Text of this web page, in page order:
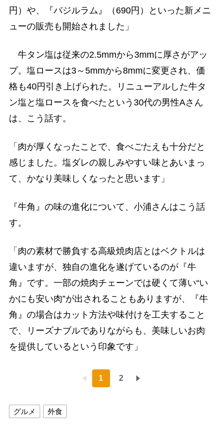
円）や、『バジルラム』（690円）といった新メニ
ューの販売も開始されました」
牛タン塩は従来の2.5mmから3mmに厚さがアッ
プ。塩ロースは3～5mmから8mmに変更され、価
格も40円引き上げられた。リニューアルした牛タ
ン塩と塩ロースを食べたという30代の男性Aさん
は、こう話す。
「肉が厚くなったことで、食べごたえも十分だと
感じました。塩ダレの親しみやすい味とあいまっ
て、かなり美味しくなったと思います」
『牛角』の味の進化について、小浦さんはこう話
す。
「肉の素材で勝負する高級焼肉店とはベクトルは
違いますが、独自の進化を遂げているのが『牛
角』です。一部の焼肉チェーンでは硬くて薄い“い
かにも安い肉”が出されることもありますが、『牛
角』の場合はカット方法や味付けを工夫すること
で、リーズナブルでありながらも、美味しいお肉
を提供しているという印象です」
1 2
グルメ 外食